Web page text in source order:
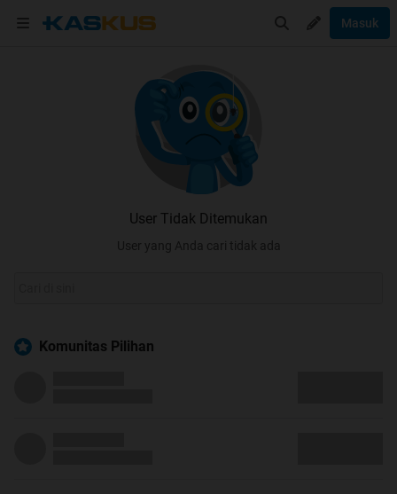
Masuk
User Tidak Ditemukan
User yang Anda cari tidak ada
Komunitas Pilihan